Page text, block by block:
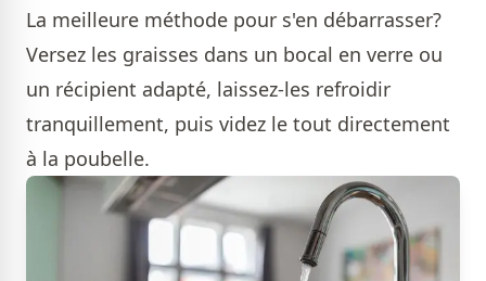
La meilleure méthode pour s'en débarrasser?
Versez les graisses dans un bocal en verre ou
un récipient adapté, laissez-les refroidir
tranquillement, puis videz le tout directement
à la poubelle.